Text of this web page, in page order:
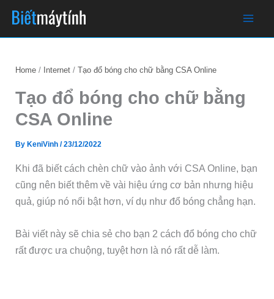
content
Home Internet Tạo đổ bóng cho chữ bằng CSA Online
Tạo đổ bóng cho chữ bằng
CSA Online
By KeniVinh/23/12/2022
Khi đã biết cách chèn chữ vào ảnh với CSA Online, bạn
cũng nên biết thêm về vài hiệu ứng cơ bản nhưng hiệu
quả, giúp nó nổi bật hơn, ví dụ như đổ bóng chẳng hạn.
Bài viết này sẽ chia sẻ cho bạn 2 cách đổ bóng cho chữ
rất được ưa chuộng, tuyệt hơn là nó rất dễ làm.